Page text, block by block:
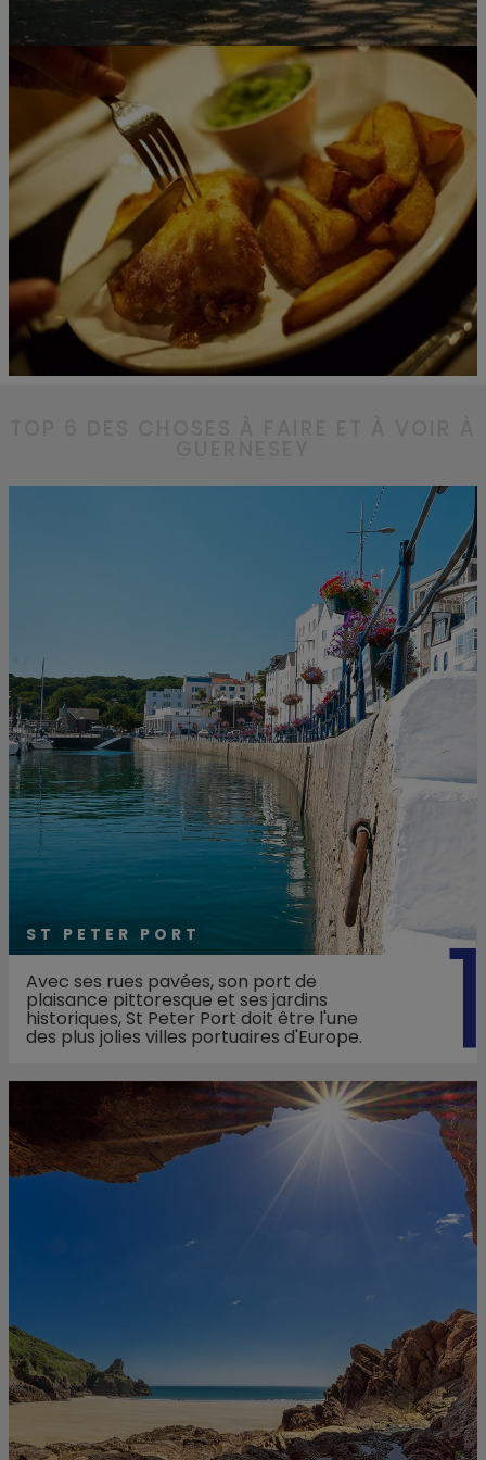
ST PETER PORT
Avec ses rues pavées, son port de
plaisance pittoresque et ses jardins
historiques, St Peter Port doit être l'une
des plus jolies villes portuaires d'Europe.